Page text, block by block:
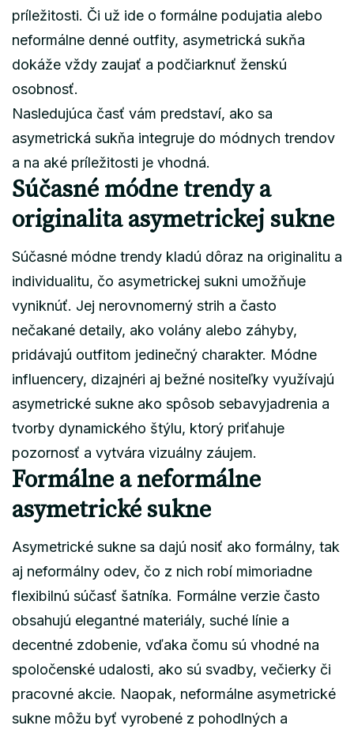
príležitosti. Či už ide o formálne podujatia alebo
neformálne denné outfity, asymetrická sukňa
dokáže vždy zaujať a podčiarknuť ženskú
osobnosť.
Nasledujúca časť vám predstaví, ako sa
asymetrická sukňa integruje do módnych trendov
a na aké príležitosti je vhodná.
Súčasné módne trendy a
originalita asymetrickej sukne
Súčasné módne trendy kladú dôraz na originalitu a
individualitu, čo asymetrickej sukni umožňuje
vyniknúť. Jej nerovnomerný strih a často
nečakané detaily, ako volány alebo záhyby,
pridávajú outfitom jedinečný charakter. Módne
influencery, dizajnéri aj bežné nositeľky využívajú
asymetrické sukne ako spôsob sebavyjadrenia a
tvorby dynamického štýlu, ktorý priťahuje
pozornosť a vytvára vizuálny záujem.
Formálne a neformálne
asymetrické sukne
Asymetrické sukne sa dajú nosiť ako formálny, tak
aj neformálny odev, čo z nich robí mimoriadne
flexibilnú súčasť šatníka. Formálne verzie často
obsahujú elegantné materiály, suché línie a
decentné zdobenie, vďaka čomu sú vhodné na
spoločenské udalosti, ako sú svadby, večierky či
pracovné akcie. Naopak, neformálne asymetrické
sukne môžu byť vyrobené z pohodlných a